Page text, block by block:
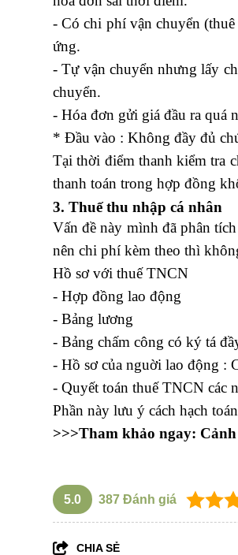
- Có chi phí vận chuyển
ứng.
- Tự vận chuyển nhưng lấy
chuyển.
- Hóa đơn gửi giá đầu ra quá
* Đầu vào : Không đầy đủ
Tại thời điểm thanh kiểm tra
thanh toán trong hợp đồng
3. Thuế thu nhập cá nhân
Vấn đề này mình đã phân
nên chi phí kèm theo thì
Hồ sơ với thuế TNCN
- Hợp đồng lao động
- Bảng lương
- Bảng chấm công có ký tá
- Hồ sơ của nguời lao động :
- Quyết toán thuế TNCN các
Phần này lưu ý cách hạch
>>>Tham khảo ngay:
5.0 387 Đánh giá
CHIA SẺ